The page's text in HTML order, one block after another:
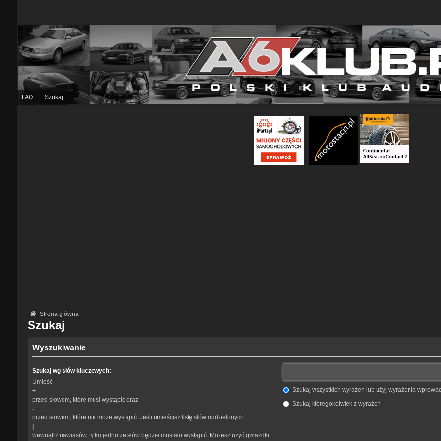
FAQ Szukaj
Strona główna
Szukaj
Wyszukiwanie
Szukaj wg słów kluczowych:
Umieść
+
przed słowem, które musi wystąpić oraz
-
przed słowem, które nie może wystąpić. Jeśli umieścisz listę słów oddzielonych
wewnątrz nawiasów, tylko jedno ze słów będzie musiało wystąpić. Możesz użyć gwiazdki
Szukaj wszystkich wyrażeń lub użyj wyrażenia
Szukaj któregokolwiek z wyrażeń